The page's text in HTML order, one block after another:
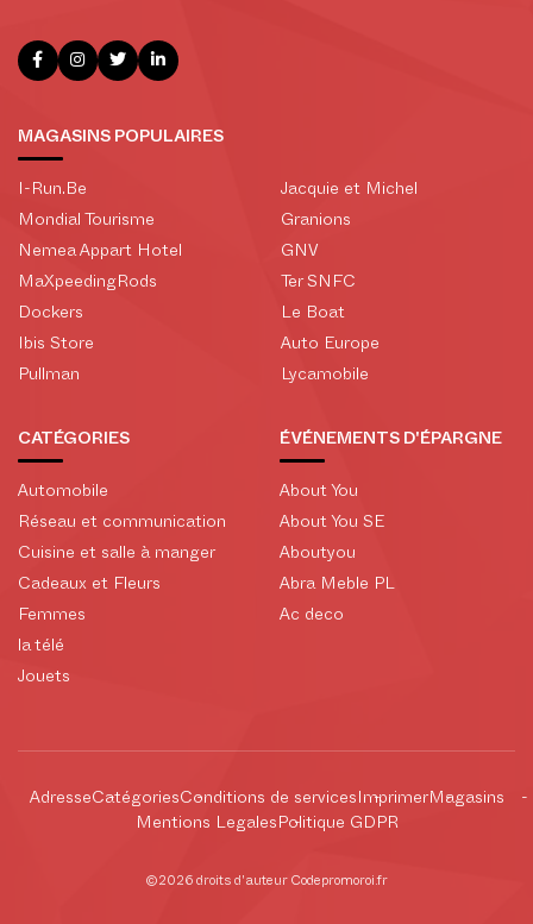
MAGASINS POPULAIRES
I-Run.Be
Mondial Tourisme
Nemea Appart Hotel
MaXpeedingRods
Dockers
Ibis Store
Pullman
Jacquie et Michel
Granions
GNV
Ter SNFC
Le Boat
Auto Europe
Lycamobile
CATÉGORIES
Automobile
Réseau et communication
Cuisine et salle à manger
Cadeaux et Fleurs
Femmes
la télé
Jouets
ÉVÉNEMENTS D'ÉPARGNE
About You
About You SE
Aboutyou
Abra Meble PL
Ac deco
Adresse Catégories Conditions de services Imprimer Magasins
Mentions Legales Politique GDPR
©2026 droits d'auteur Codepromoroi.fr